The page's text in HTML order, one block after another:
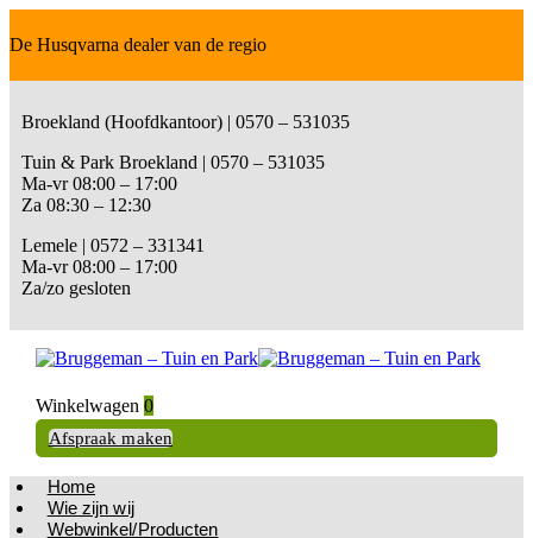
De Husqvarna dealer van de regio
Broekland (Hoofdkantoor) | 0570 – 531035
Tuin & Park Broekland | 0570 – 531035
Ma-vr 08:00 – 17:00
Za 08:30 – 12:30
Lemele | 0572 – 331341
Ma-vr 08:00 – 17:00
Za/zo gesloten
Winkelwagen 0
Afspraak maken
Home
Wie zijn wij
Webwinkel/Producten